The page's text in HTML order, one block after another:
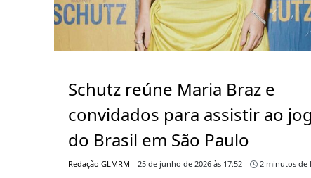
Schutz reúne Maria Braz e
convidados para assistir ao
do Brasil em São Paulo
Redação GLMRM 25 de junho de 2026 às 17:52 2 minutos de